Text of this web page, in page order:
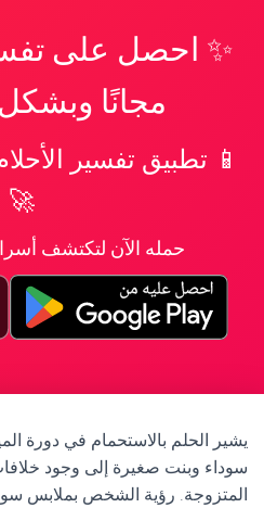
✨ احصل على
مجانًا
🚀
حمله الآن لتكتشف
يشير الحلم بالاستحمام في دورة
سوداء وبنت صغيرة إلى وجود
المتزوجة. رؤية الشخص بملابس